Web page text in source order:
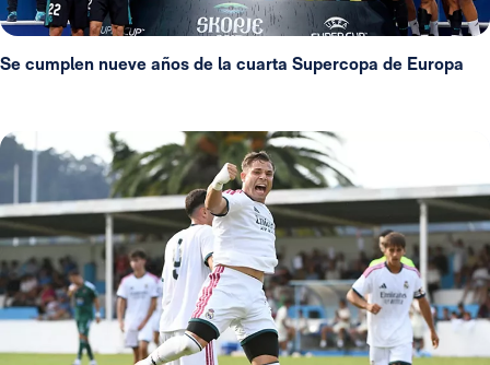
Se cumplen nueve años de la cuarta Supercopa de Europa